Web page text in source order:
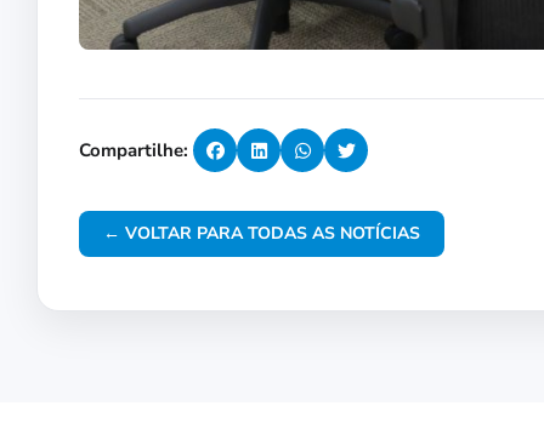
Compartilhe:
← VOLTAR PARA TODAS AS NOTÍCIAS